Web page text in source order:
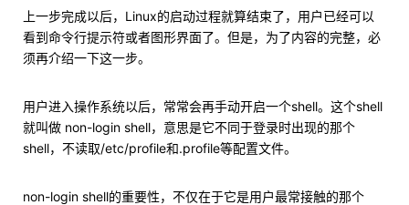
上一步完成以后，Linux的启动过程就算结束了，用户已经可以
看到命令行提示符或者图形界面了。但是，为了内容的完整，必
须再介绍一下这一步。
用户进入操作系统以后，常常会再手动开启一个shell。这个shell
就叫做 non-login shell，意思是它不同于登录时出现的那个
shell，不读取/etc/profile和.profile等配置文件。
non-login shell的重要性，不仅在于它是用户最常接触的那个